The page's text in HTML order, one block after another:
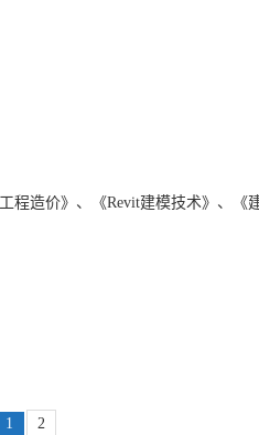
程造价》、《Revit建模技术》、《
1 2